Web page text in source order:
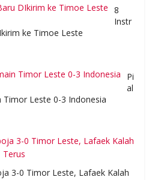
8
Instr
ke Timoe Leste
Pi
al
Timor Leste 0-3 Indonesia
3-0 Timor Leste, Lafaek Kalah